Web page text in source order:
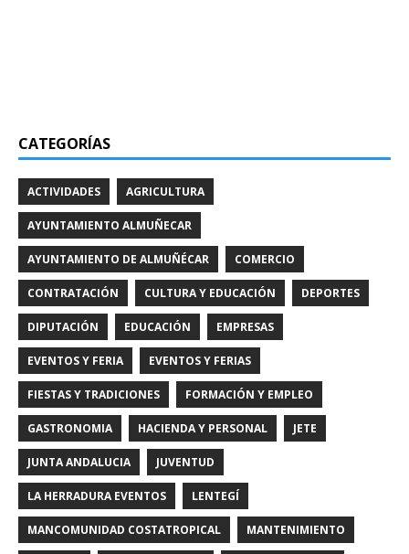
CATEGORÍAS
ACTIVIDADES AGRICULTURA
AYUNTAMIENTO ALMUÑECAR
AYUNTAMIENTO DE ALMUÑÉCAR COMERCIO
CONTRATACIÓN CULTURA Y EDUCACIÓN DEPORTES
DIPUTACIÓN EDUCACIÓN EMPRESAS
EVENTOS Y FERIA EVENTOS Y FERIAS
FIESTAS Y TRADICIONES FORMACIÓN Y EMPLEO
GASTRONOMIA HACIENDA Y PERSONAL JETE
JUNTA ANDALUCIA JUVENTUD
LA HERRADURA EVENTOS LENTEGÍ
MANCOMUNIDAD COSTATROPICAL MANTENIMIENTO